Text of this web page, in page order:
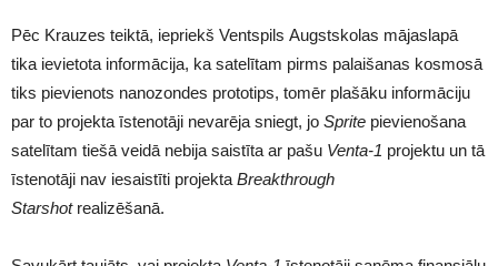
Pēc Krauzes teiktā, iepriekš Ventspils Augstskolas mājaslapā
tika ievietota informācija, ka satelītam pirms palaišanas kosmosā
tiks pievienots nanozondes prototips, tomēr plašāku informāciju
par to projekta īstenotāji nevarēja sniegt, jo Sprite pievienošana
satelītam tiešā veidā nebija saistīta ar pašu Venta-1 projektu un tā
īstenotāji nav iesaistīti projekta Breakthrough
Starshotrealizēšanā.